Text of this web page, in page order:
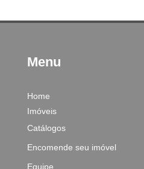
Menu
Home
Imóveis
Catálogos
Encomende seu imóvel
Equipe